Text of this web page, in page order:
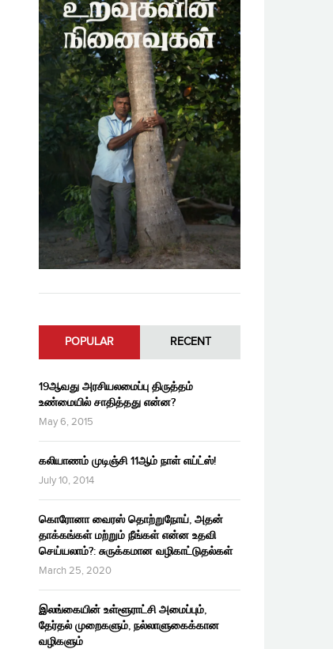
POPULAR RECENT
19ஆவது அரசியலமைப்பு திருத்தம்
உண்மையில் சாதித்தது என்ன?
May 6, 2015
கலியாணம் முடிஞ்சி 11ஆம் நாள் எய்ட்ஸ்!
July 10, 2014
கொரோனா வைரஸ் தொற்றுநோய், அதன்
தாக்கங்கள் மற்றும் நீங்கள் என்ன உதவி
செய்யலாம்?: சுருக்கமான வழிகாட்டுதல்கள்
March 25, 2020
இலங்கையின் உள்ளூராட்சி அமைப்பும்,
தேர்தல் முறைகளும், நல்லாளுகைக்கான
வழிகளும்